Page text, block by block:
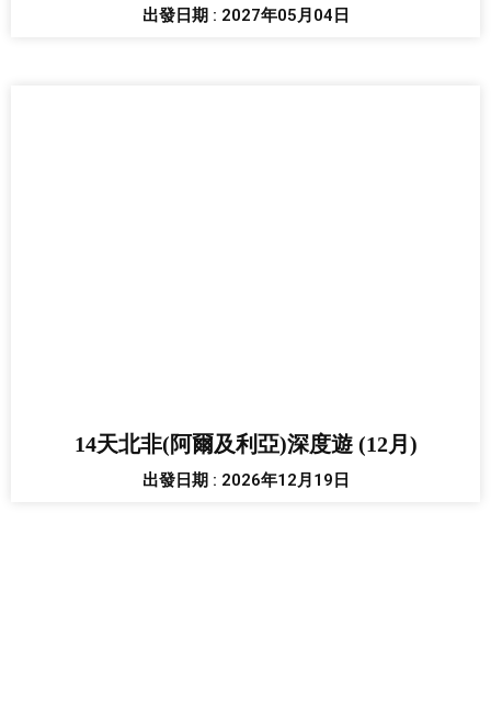
出發日期 : 2027年05月04日
14天北非(阿爾及利亞)深度遊 (12月)
出發日期 : 2026年12月19日